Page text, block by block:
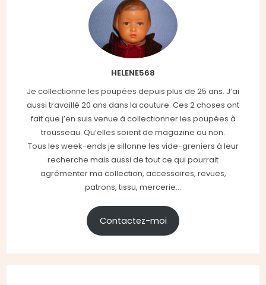
HELENE568
Je collectionne les poupées depuis plus de 25 ans. J’ai
aussi travaillé 20 ans dans la couture. Ces 2 choses ont
fait que j’en suis venue à collectionner les poupées à
trousseau. Qu’elles soient de magazine ou non.
Tous les week-ends je sillonne les vide-greniers à leur
recherche mais aussi de tout ce qui pourrait
agrémenter ma collection, accessoires, revues,
patrons, tissu, mercerie...
Contactez-moi